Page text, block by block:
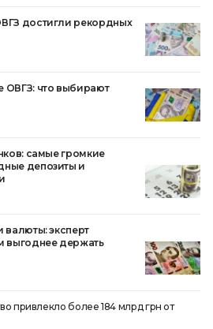
достигли рекордных
ОВГЗ: что выбирают
самые громкие
депозиты и
валюты: эксперт
выгоднее держать
привлекло более 184 млрд грн от